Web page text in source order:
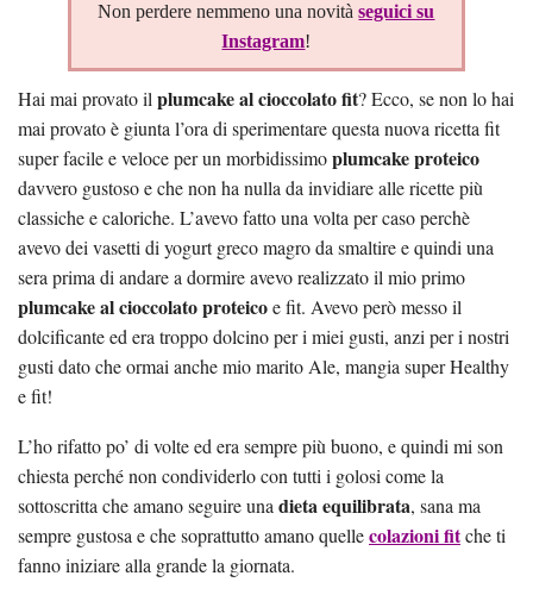
Non perdere nemmeno una novitàseguici su
Instagram!
Hai mai provato ilplumcake al cioccolato fit? Ecco, se non lo hai
mai provato è giunta l’ora di sperimentare questa nuova ricetta fit
super facile e veloce per un morbidissimoplumcake proteico
davvero gustoso e che non ha nulla da invidiare alle ricette più
classiche e caloriche. L’avevo fatto una volta per caso perchè
avevo dei vasetti di yogurt greco magro da smaltire e quindi una
sera prima di andare a dormire avevo realizzato il mio primo
plumcake al cioccolato proteicoe fit. Avevo però messo il
dolcificante ed era troppo dolcino per i miei gusti, anzi per i nostri
gusti dato che ormai anche mio marito Ale, mangia super Healthy
e fit!
L’ho rifatto po’ di volte ed era sempre più buono, e quindi mi son
chiesta perché non condividerlo con tutti i golosi come la
sottoscritta che amano seguire unadieta equilibrata, sana ma
sempre gustosa e che soprattutto amano quellecolazioni fitche ti
fanno iniziare alla grande la giornata.